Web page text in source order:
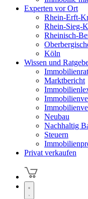
Experten vor Ort
Rhein-Erft-
Rhein-Sieg-
Rheinisch-
Köln
Wissen und
Marktbericht
Neubau
Nachhaltig
Steuern
Privat verkaufen